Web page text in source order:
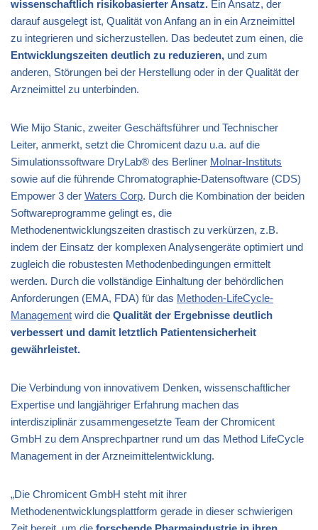
wissenschaftlich risikobasierter Ansatz. Ein Ansatz, der
darauf ausgelegt ist, Qualität von Anfang an in ein Arzneimittel
zu integrieren und sicherzustellen. Das bedeutet zum einen, die
Entwicklungszeiten deutlich zu reduzieren, und zum
anderen, Störungen bei der Herstellung oder in der Qualität der
Arzneimittel zu unterbinden.
Wie Mijo Stanic, zweiter Geschäftsführer und Technischer
Leiter, anmerkt, setzt die Chromicent dazu u.a. auf die
Simulationssoftware DryLab® des Berliner Molnar-Instituts
sowie auf die führende Chromatographie-Datensoftware (CDS)
Empower 3 der Waters Corp. Durch die Kombination der beiden
Softwareprogramme gelingt es, die
Methodenentwicklungszeiten drastisch zu verkürzen, z.B.
indem der Einsatz der komplexen Analysengeräte optimiert und
zugleich die robustesten Methodenbedingungen ermittelt
werden. Durch die vollständige Einhaltung der behördlichen
Anforderungen (EMA, FDA) für das Methoden-LifeCycle-
Management wird die Qualität der Ergebnisse deutlich
verbessert und damit letztlich Patientensicherheit
gewährleistet.
Die Verbindung von innovativem Denken, wissenschaftlicher
Expertise und langjähriger Erfahrung machen das
interdisziplinär zusammengesetzte Team der Chromicent
GmbH zu dem Ansprechpartner rund um das Method LifeCycle
Management in der Arzneimittelentwicklung.
„Die Chromicent GmbH steht mit ihrer
Methodenentwicklungsplattform gerade in dieser schwierigen